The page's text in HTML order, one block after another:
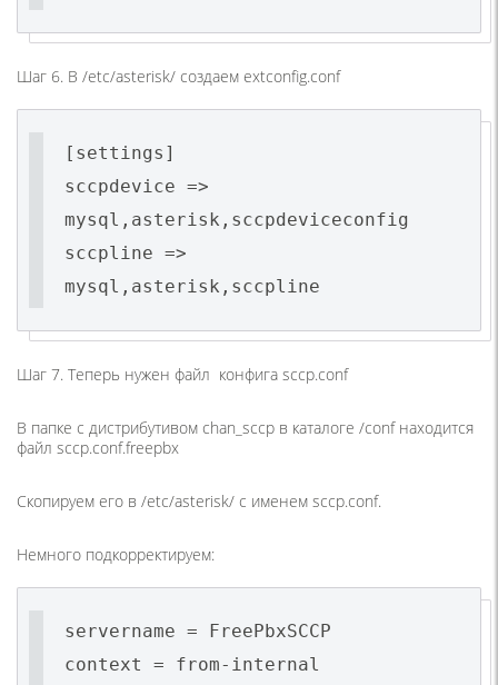
Шаг 6. В /etc/asterisk/ создаем extconfig.conf
[settings]
sccpdevice =>
mysql,asterisk,sccpdeviceconfig
sccpline =>
mysql,asterisk,sccpline
Шаг 7. Теперь нужен файл конфига sccp.conf
В папке с дистрибутивом chan_sccp в каталоге /conf находится
файл sccp.conf.freepbx
Скопируем его в /etc/asterisk/ с именем sccp.conf.
Немного подкорректируем:
servername = FreePbxSCCP
context = from-internal